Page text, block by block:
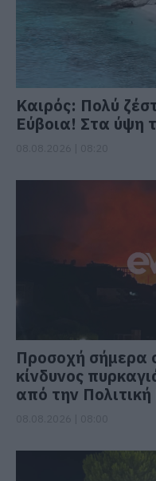
Καιρός: Πολύ
Εύβοια! Στα ύψη
Προσοχή σήμερα
κίνδυνος
από την